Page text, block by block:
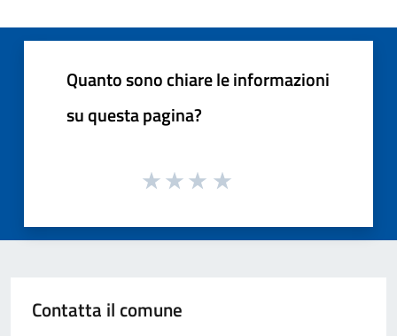
Quanto sono chiare le informazioni
su questa pagina?
Contatta il comune